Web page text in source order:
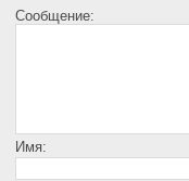
Сообщение:
Имя: